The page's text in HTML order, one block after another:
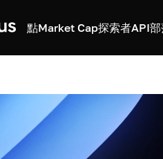
點Market Cap探索者API